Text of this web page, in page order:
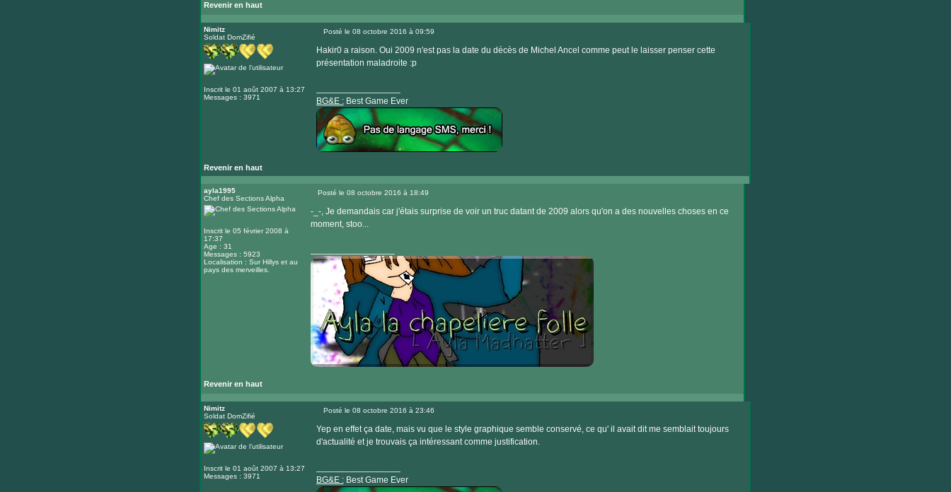
Revenir en haut
Nimitz
Soldat DomZifié
Inscrit le 01 août 2007 à 13:27
Messages : 3971
Posté le 08 octobre 2016 à 09:59
Hakir0 a raison. Oui 2009 n'est pas la date du décès de Michel Ancel comme peut le laisser penser cette
présentation maladroite :p
BG&E :Best Game Ever
Revenir en haut
Visiter
site
ayla1995
Chef des Sections Alpha
Inscrit le 05 février 2008 à
17:37
Age : 31
Messages : 5923
Localisation : Sur Hillys et au
pays des merveilles.
Posté le 08 octobre 2016 à 18:49
-_-, Je demandais car j'étais surprise de voir un truc datant de 2009 alors qu'on a des nouvelles choses en ce
moment, stoo...
Revenir en haut
le
site
Nimitz
Soldat DomZifié
Inscrit le 01 août 2007 à 13:27
Messages : 3971
Posté le 08 octobre 2016 à 23:46
Yep en effet ça date, mais vu que le style graphique semble conservé, ce qu' il avait dit me semblait toujours
d'actualité et je trouvais ça intéressant comme justification.
BG&E :Best Game Ever